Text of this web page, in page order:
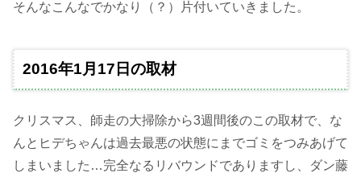
そんなこんなでかなり（？）片付いていきました。
2016年1月17日の取材
クリスマス、師走の大掃除から3週間後のこの取材で、な
んとヒデちゃんは過去最悪の状態にまでゴミをつみあげて
しまいました…完全なるリバウンドでありますし、ダン藤